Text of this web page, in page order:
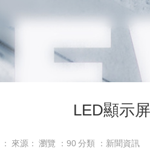
LED顯示
來源： 瀏覽 ： 90 分類 ：新聞資訊